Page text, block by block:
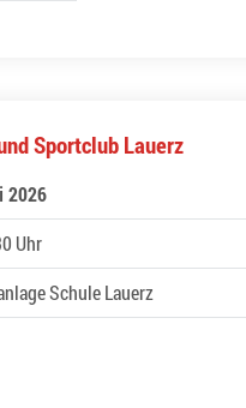
Sportclub Lauerz
2026
Uhr
Schule Lauerz